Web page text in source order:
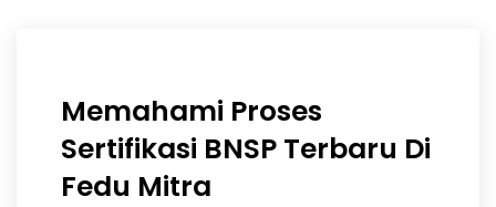
Memahami Proses
Sertifikasi BNSP Terbaru Di
Fedu Mitra